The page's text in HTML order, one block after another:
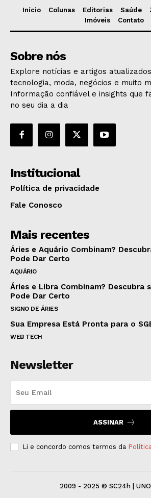
Início Colunas Editorias Saúde
Imóveis
Contato
Sobre nós
Explore notícias e artigos
tecnologia, moda, negócios e muito
Informação confiável e insights que
no seu dia a dia
Institucional
Política de privacidade
Fale Conosco
Mais recentes
Áries e Aquário Combinam?
Pode Dar Certo
AQUÁRIO
Áries e Libra Combinam? Descubra
Pode Dar Certo
SIGNO DE ÁRIES
Sua Empresa Está Pronta para o
WEB TECH
Newsletter
ASSINAR
Li e concordo comos termos da
2009 - 2025 © SC24h |